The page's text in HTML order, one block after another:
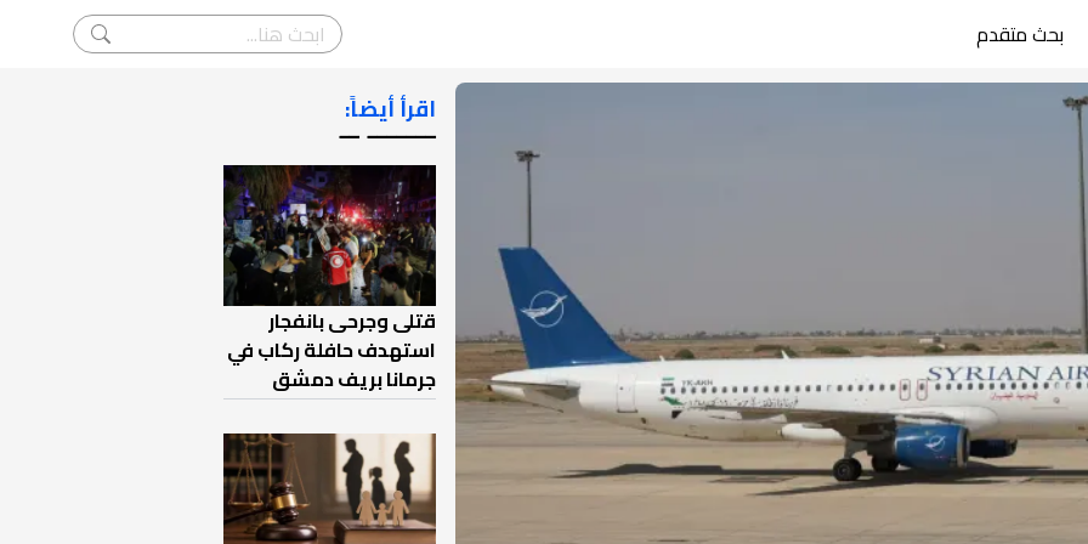
بحث متقدم
اقرأ أيضاً:
ـــــــ ــ
قتلى وجرحى بانفجار
استهدف حافلة ركاب في
جرمانا بريف دمشق